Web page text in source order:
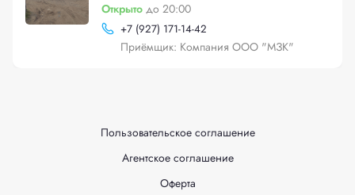
Открыто до 20:00
+7 (927) 171-14-42
Приёмщик: Компания ООО "МЗК"
Пользовательское соглашение
Агентское соглашение
Оферта